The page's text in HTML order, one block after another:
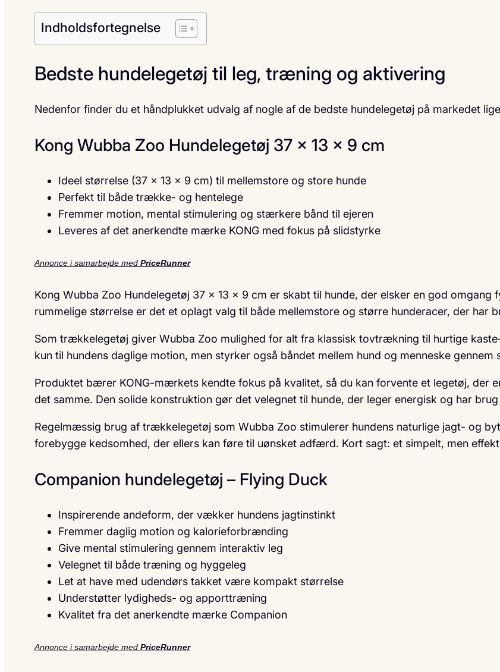
Indholdsfortegnelse
Bedste hundelegetøj til leg, træning og aktivering
Nedenfor finder du et håndplukket udvalg af nogle af de bedste hundelegetøj på markedet
Kong Wubba Zoo Hundelegetøj 37 x 13 x 9 cm
Ideel størrelse (37 × 13 × 9 cm) til mellemstore og store hunde
Perfekt til både trække- og hentelege
Fremmer motion, mental stimulering og stærkere bånd til ejeren
Leveres af det anerkendte mærke KONG med fokus på slidstyrke
Annonce i samarbejde med PriceRunner
Kong Wubba Zoo Hundelegetøj 37 x 13 x 9 cm er skabt til hunde, der elsker en god omgang
rummelige størrelse er det et oplagt valg til både mellemstore og større hunderacer, der har
Som trækkelegetøj giver Wubba Zoo mulighed for alt fra klassisk tovtrækning til hurtige
kun til hundens daglige motion, men styrker også båndet mellem hund og menneske
Produktet bærer KONG-mærkets kendte fokus på kvalitet, så du kan forvente et legetøj, der
det samme. Den solide konstruktion gør det velegnet til hunde, der leger energisk og har
Regelmæssig brug af trækkelegetøj som Wubba Zoo stimulerer hundens naturlige jagt- og
forebygge kedsomhed, der ellers kan føre til uønsket adfærd. Kort sagt: et simpelt, men
Companion hundelegetøj – Flying Duck
Inspirerende andeform, der vækker hundens jagtinstinkt
Fremmer daglig motion og kalorieforbrænding
Give mental stimulering gennem interaktiv leg
Velegnet til både træning og hyggeleg
Let at have med udendørs takket være kompakt størrelse
Understøtter lydigheds- og apporttræning
Kvalitet fra det anerkendte mærke Companion
Annonce i samarbejde med PriceRunner